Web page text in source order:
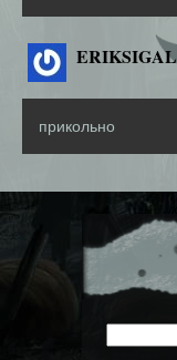
ERIKSIGAL
прикольно